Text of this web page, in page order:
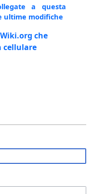
a questa
ultime modifiche
che
cellulare